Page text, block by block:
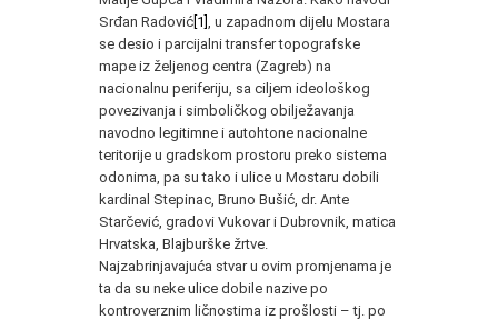
Srđan Radović [1]
, u zapadnom dijelu Mostara
se desio i parcijalni transfer topografske
mape iz željenog centra (Zagreb) na
nacionalnu periferiju, sa ciljem ideološkog
povezivanja i simboličkog obilježavanja
navodno legitimne i autohtone nacionalne
teritorije u gradskom prostoru preko sistema
odonima, pa su tako i ulice u Mostaru dobili
kardinal Stepinac, Bruno Bušić, dr. Ante
Starčević, gradovi Vukovar i Dubrovnik, matica
Hrvatska, Blajburške žrtve.
Najzabrinjavajuća stvar u ovim promjenama je
ta da su neke ulice dobile nazive po
kontroverznim ličnostima iz prošlosti – tj. po